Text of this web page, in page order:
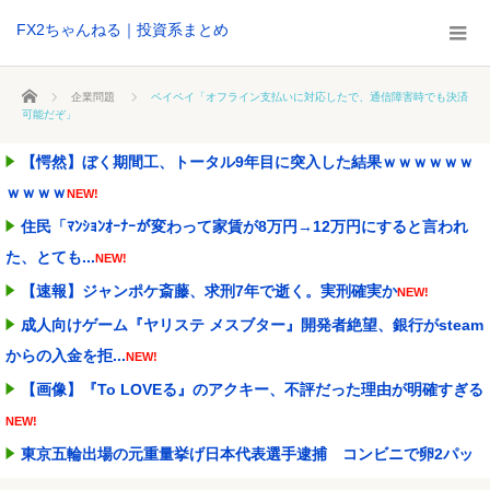
FX2ちゃんねる｜投資系まとめ
ホーム 企業問題
ペイペイ「オフライン支払いに対応したで、通信障害時でも決済
可能だぞ」
【愕然】ぼく期間工、トータル9年目に突入した結果ｗｗｗｗｗｗ
ｗｗｗｗNEW!
住民「ﾏﾝｼｮﾝｵｰﾅｰが変わって家賃が8万円→12万円にすると言われ
た、とても...NEW!
【速報】ジャンポケ斎藤、求刑7年で逝く。実刑確実かNEW!
成人向けゲーム『ヤリステ メスブター』開発者絶望、銀行がsteam
からの入金を拒...NEW!
【画像】『To LOVEる』のアクキー、不評だった理由が明確すぎる
NEW!
東京五輪出場の元重量挙げ日本代表選手逮捕 コンビニで卵2パッ